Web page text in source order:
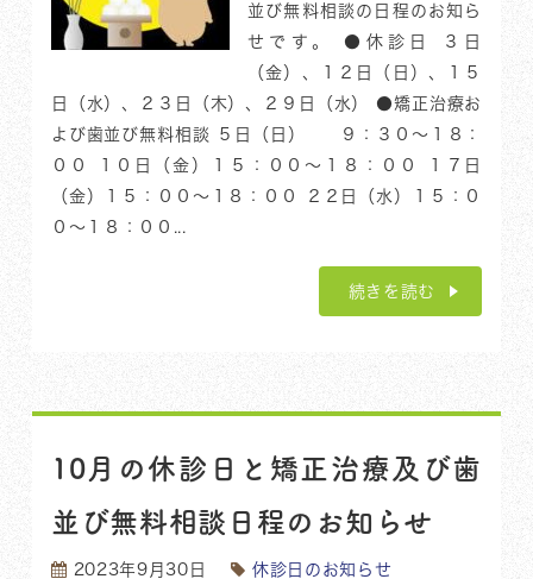
並び無料相談の日程のお知ら
せです。 ●休診日 ３日
（金）、１２日（日）、１５
日（水）、２３日（木）、２９日（水） ●矯正治療お
よび歯並び無料相談 ５日（日） ９：３０〜１８：
００ １０日（金）１５：００〜１８：００ １７日
（金）１５：００〜１８：００ ２２日（水）１５：０
０〜１８：００...
続きを読む
10月の休診日と矯正治療及び歯
並び無料相談日程のお知らせ
2023年9月30日 休診日のお知らせ